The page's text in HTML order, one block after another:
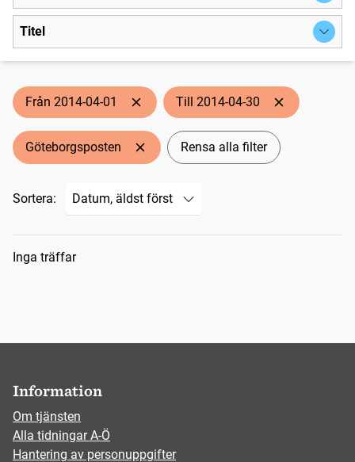
Titel
Från 2014-04-01 Till 2014-04-30
Göteborgsposten Rensa alla filter
Sortera:
Sökresultat
Inga träffar
Information
Om tjänsten
Alla tidningar A-Ö
Hantering av personuppgifter